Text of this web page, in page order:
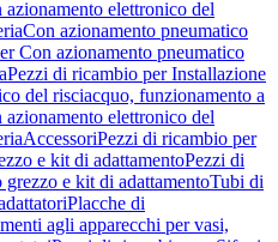
elettronico del
Con azionamento pneumatico
Con azionamento pneumatico
Pezzi di ricambio per Installazione
del risciacquo, funzionamento a
elettronico del
AccessoriPezzi di ricambio per
e kit di adattamentoPezzi di
e kit di adattamentoTubi di
Placche di
agli apparecchi per vasi,